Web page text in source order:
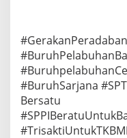
#GerakanPeradaban
#BuruhSarjana
Bersatu